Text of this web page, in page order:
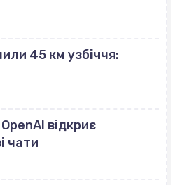
45 км узбіччя:
відкриє
чати